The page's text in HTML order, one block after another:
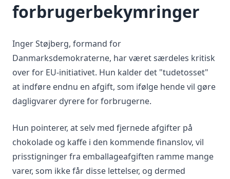
forbrugerbekymringer
Inger Støjberg, formand for
Danmarksdemokraterne, har været særdeles kritisk
over for EU-initiativet. Hun kalder det "tudetosset"
at indføre endnu en afgift, som ifølge hende vil gøre
dagligvarer dyrere for forbrugerne.
Hun pointerer, at selv med fjernede afgifter på
chokolade og kaffe i den kommende finanslov, vil
prisstigninger fra emballageafgiften ramme mange
varer, som ikke får disse lettelser, og dermed